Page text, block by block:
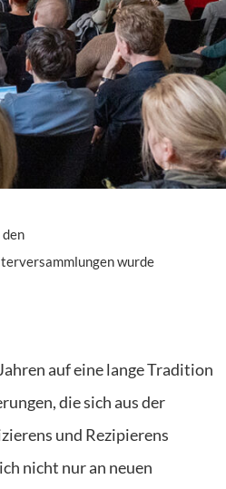
wurde
auf eine lange Tradition
die sich aus der
und Rezipierens
nicht nur an neuen
Sieben Fragen an...